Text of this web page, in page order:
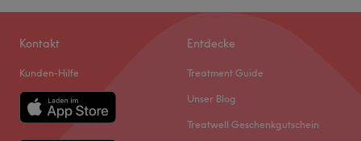
Kontakt
Kunden-Hilfe
Entdecke
Treatment Guide
Unser Blog
Treatwell Geschenkgutschein